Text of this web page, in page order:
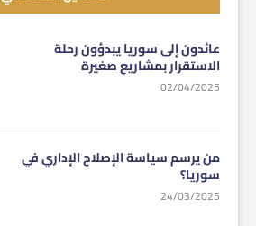
عائدون إلى سوريا يبدؤون رحلة
الاستقرار بمشاريع صغيرة
02/04/2025
من يرسم سياسة الإصلاح الإداري في
سوريا؟
24/03/2025